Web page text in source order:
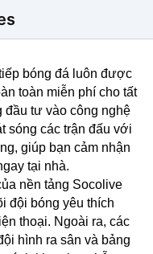
bóng đá luôn được
toàn miễn phí cho tất
đầu tư vào công nghệ
sóng các trận đấu với
giúp bạn cảm nhận
tại nhà.
nền tảng Socolive
đội bóng yêu thích
thoại. Ngoài ra, các
hình ra sân và bảng